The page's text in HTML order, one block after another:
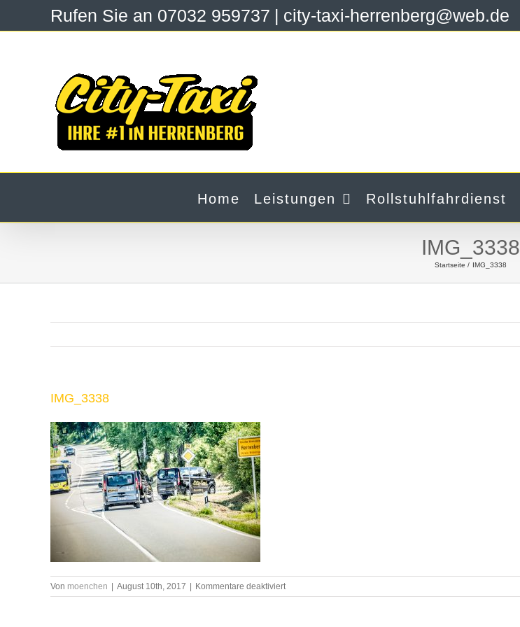
Rufen Sie an 07032 959737 | city-taxi-herrenberg@web.de
Home Leistungen Rollstuhlfahrdienst
IMG_3338
Startseite IMG_3338
IMG_3338
Von moenchen | August 10th, 2017 | Kommentare deaktiviertfür
IMG_3338